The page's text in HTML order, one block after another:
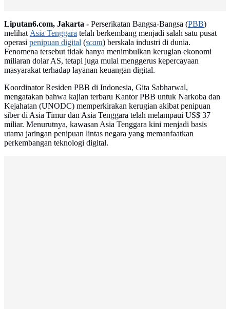
Liputan6.com, Jakarta - Perserikatan Bangsa-Bangsa (PBB)
melihatAsia Tenggara telah berkembang menjadi salah satu pusat
operasi penipuan digital (scam) berskala industri di dunia.
Fenomena tersebut tidak hanya menimbulkan kerugian ekonomi
miliaran dolar AS, tetapi juga mulai menggerus kepercayaan
masyarakat terhadap layanan keuangan digital.
Koordinator Residen PBB di Indonesia, Gita Sabharwal,
mengatakan bahwa kajian terbaru Kantor PBB untuk Narkoba dan
Kejahatan (UNODC) memperkirakan kerugian akibat penipuan
siber di Asia Timur dan Asia Tenggara telah melampaui US$ 37
miliar. Menurutnya, kawasan Asia Tenggara kini menjadi basis
utama jaringan penipuan lintas negara yang memanfaatkan
perkembangan teknologi digital.